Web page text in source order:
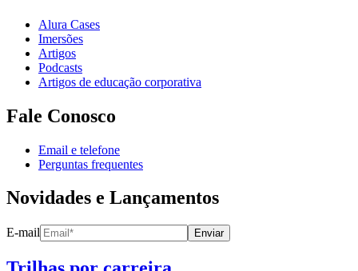
Alura Cases
Imersões
Artigos
Podcasts
Artigos de educação corporativa
Fale Conosco
Email e telefone
Perguntas frequentes
Novidades e Lançamentos
E-mail Enviar